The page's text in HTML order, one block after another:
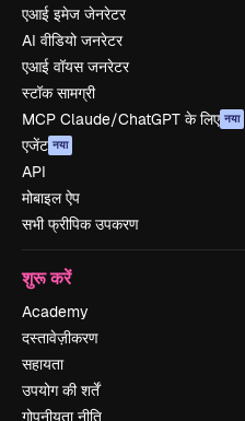
एआई इमेज जेनरेटर
AI वीडियो जनरेटर
एआई वॉयस जनरेटर
स्टॉक सामग्री
MCP Claude/ChatGPT के लिए नया
एजेंट नया
API
मोबाइल ऐप
सभी फ्रीपिक उपकरण
शुरू करें
Academy
दस्तावेज़ीकरण
सहायता
उपयोग की शर्तें
गोपनीयता नीति